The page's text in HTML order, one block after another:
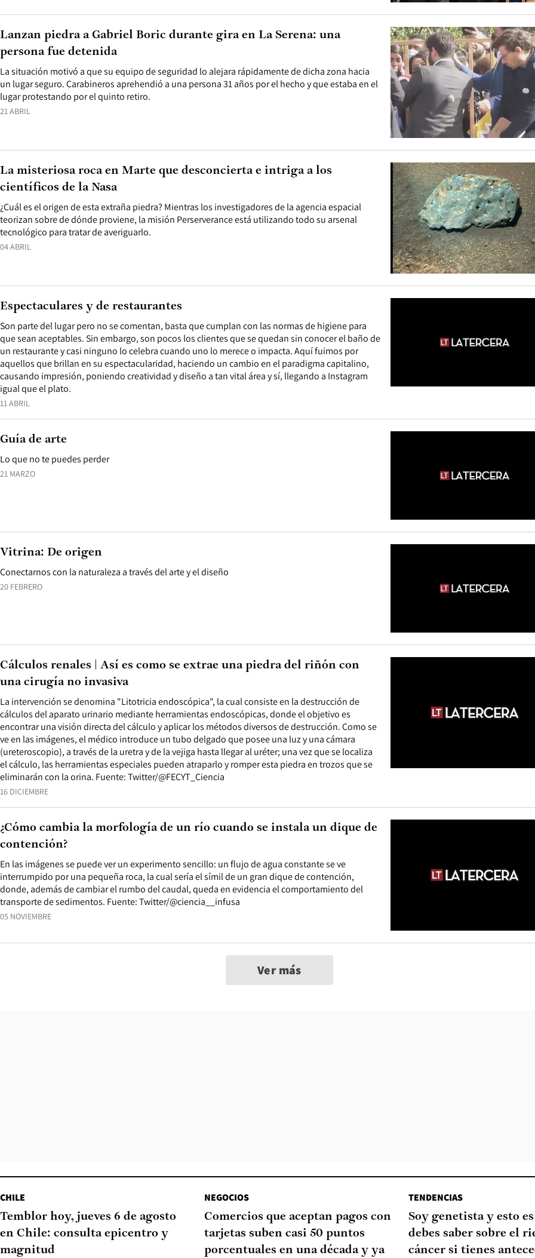
21 ABRIL
La situación motivó a que su equipo de seguridad lo alejara rápidamente de dicha zona hacia
un lugar seguro. Carabineros aprehendió a una persona 31 años por el hecho y que estaba en el
lugar protestando por el quinto retiro.
Lanzan piedra a Gabriel Boric durante gira en La Serena: una
persona fue detenida
04 ABRIL
¿Cuál es el origen de esta extraña piedra? Mientras los investigadores de la agencia espacial
teorizan sobre de dónde proviene, la misión Perserverance está utilizando todo su arsenal
tecnológico para tratar de averiguarlo.
La misteriosa roca en Marte que desconcierta e intriga a los
científicos de la Nasa
11 ABRIL
Son parte del lugar pero no se comentan, basta que cumplan con las normas de higiene para
que sean aceptables. Sin embargo, son pocos los clientes que se quedan sin conocer el baño de
un restaurante y casi ninguno lo celebra cuando uno lo merece o impacta. Aquí fuimos por
aquellos que brillan en su espectacularidad, haciendo un cambio en el paradigma capitalino,
causando impresión, poniendo creatividad y diseño a tan vital área y sí, llegando a Instagram
igual que el plato.
Espectaculares y de restaurantes
21 MARZO
Lo que no te puedes perder
Guía de arte
20 FEBRERO
Conectarnos con la naturaleza a través del arte y el diseño
Vitrina: De origen
16 DICIEMBRE
La intervención se denomina "Litotricia endoscópica", la cual consiste en la destrucción de
cálculos del aparato urinario mediante herramientas endoscópicas, donde el objetivo es
encontrar una visión directa del cálculo y aplicar los métodos diversos de destrucción. Como se
ve en las imágenes, el médico introduce un tubo delgado que posee una luz y una cámara
(ureteroscopio), a través de la uretra y de la vejiga hasta llegar al uréter; una vez que se localiza
el cálculo, las herramientas especiales pueden atraparlo y romper esta piedra en trozos que se
eliminarán con la orina. Fuente: Twitter/@FECYT_Ciencia
Cálculos renales | Así es como se extrae una piedra del riñón con
una cirugía no invasiva
05 NOVIEMBRE
En las imágenes se puede ver un experimento sencillo: un flujo de agua constante se ve
interrumpido por una pequeña roca, la cual sería el símil de un gran dique de contención,
donde, además de cambiar el rumbo del caudal, queda en evidencia el comportamiento del
transporte de sedimentos. Fuente: Twitter/@ciencia__infusa
¿Cómo cambia la morfología de un río cuando se instala un dique de
contención?
Ver más
CHILE
Temblor hoy, jueves 6 de agosto
en Chile: consulta epicentro y
magnitud
NEGOCIOS
Comercios que aceptan pagos con
tarjetas suben casi 50 puntos
porcentuales en una década y ya
TENDENCIAS
Soy genetista y esto
debes saber sobre el
cáncer si tienes